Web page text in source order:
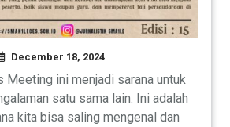
December 18, 2024
Meeting ini menjadi sarana untuk
satu sama lain. Ini adalah
kita bisa saling mengenal dan